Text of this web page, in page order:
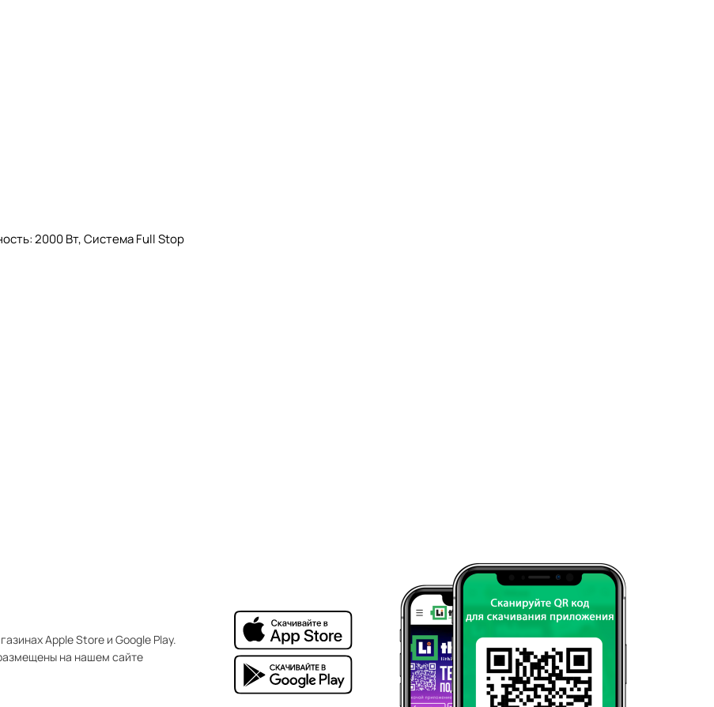
2000 Вт, Система Full Stop
Apple Store и Google Play.
на нашем сайте